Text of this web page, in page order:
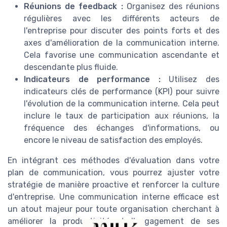
Réunions de feedback :Organisez des réunions
régulières avec les différents acteurs de
l'entreprise pour discuter des points forts et des
axes d'amélioration de la communication interne.
Cela favorise une communication ascendante et
descendante plus fluide.
Indicateurs de performance :Utilisez des
indicateurs clés de performance (KPI) pour suivre
l'évolution de la communication interne. Cela peut
inclure le taux de participation aux réunions, la
fréquence des échanges d'informations, ou
encore le niveau de satisfaction des employés.
En intégrant ces méthodes d'évaluation dans votre
plan de communication, vous pourrez ajuster votre
stratégie de manière proactive et renforcer la culture
d'entreprise. Une communication interne efficace est
un atout majeur pour toute organisation cherchant à
améliorer la productivité et l'engagement de ses